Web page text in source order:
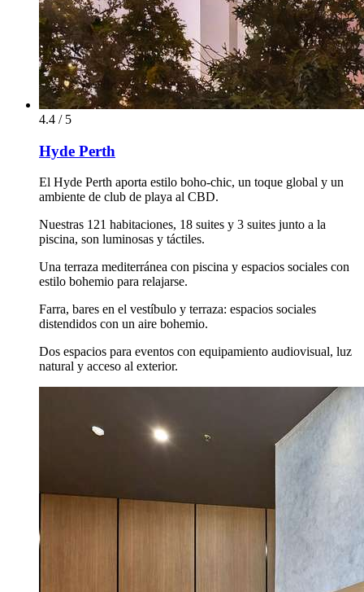
4.4 / 5
Hyde Perth
El Hyde Perth aporta estilo boho-chic, un toque global y un
ambiente de club de playa al CBD.
Nuestras 121 habitaciones, 18 suites y 3 suites junto a la
piscina, son luminosas y táctiles.
Una terraza mediterránea con piscina y espacios sociales con
estilo bohemio para relajarse.
Farra, bares en el vestíbulo y terraza: espacios sociales
distendidos con un aire bohemio.
Dos espacios para eventos con equipamiento audiovisual, luz
natural y acceso al exterior.